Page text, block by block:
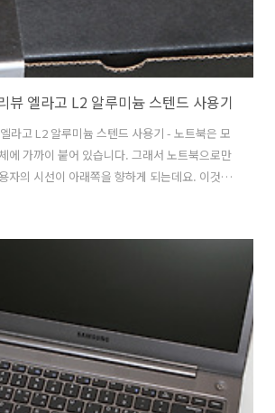
엘라고 L2 알루미늄 스텐드 사용기
라고 L2 알루미늄 스텐드 사용기 - 노트북은 모
에 가까이 붙어 있습니다. 그래서 노트북으로만
자의 시선이 아래쪽을 향하게 되는데요. 이것을
습니다. 이 스탠드를 사용하면서 편했던점은 노
에 띄워놓을 수 있어서 듀얼모니터로 쓸 때에도
비슷해서 편했다는 점 입니다. 붉은색 라인은 원
니터가 시작하는 위치 입니다. 그런데 elago L2
니터의 높이가 높아지고 보통 우리가..